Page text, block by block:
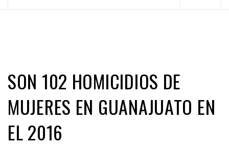
SON 102 HOMICIDIOS DE
MUJERES EN GUANAJUATO EN
EL 2016